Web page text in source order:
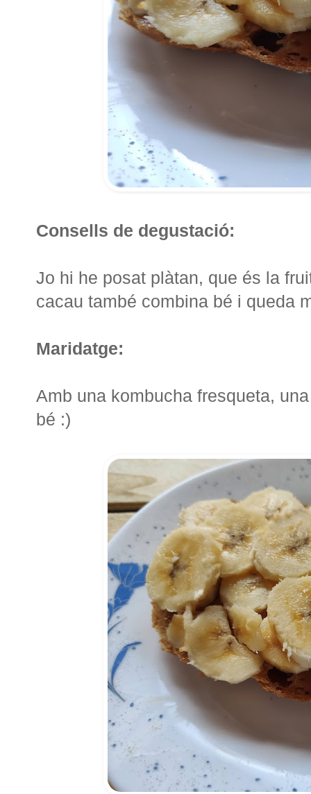
Consells de degustació:
Jo hi he posat plàtan, que és la
cacau també combina bé i queda
Maridatge:
Amb una kombucha fresqueta,
bé :)